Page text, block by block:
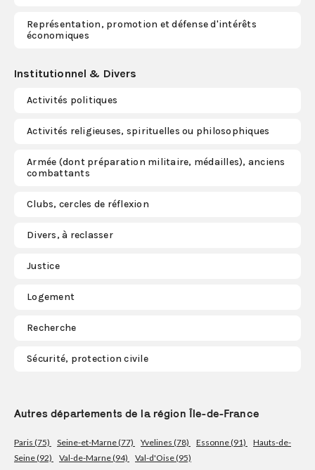
Représentation, promotion et défense d'intérêts
économiques
Institutionnel & Divers
Activités politiques
Activités religieuses, spirituelles ou philosophiques
Armée (dont préparation militaire, médailles), anciens
combattants
Clubs, cercles de réflexion
Divers, à reclasser
Justice
Logement
Recherche
Sécurité, protection civile
Autres départements de la région Île-de-France
Paris (75) Seine-et-Marne (77) Yvelines (78) Essonne (91)
Hauts-de-
Seine (92)
Val-de-Marne (94) Val-d'Oise (95)